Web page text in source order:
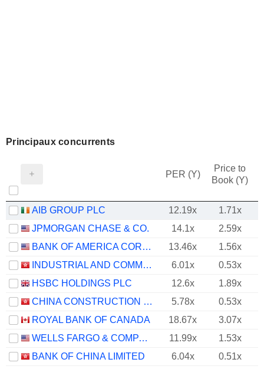
Principaux concurrents
PER (Y)
Price to
Book (Y)
AIB GROUP PLC 12.19x
1.71x
JPMORGAN CHASE & CO.
14.1x
2.59x
BANK OF AMERICA CORPORATION
13.46x
1.56x
INDUSTRIAL AND COMMERCIAL BANK OF CHINA LIMITED
6.01x
0.53x
HSBC HOLDINGS PLC
12.6x
1.89x
CHINA CONSTRUCTION BANK CORPORATION
5.78x
0.53x
ROYAL BANK OF CANADA
18.67x
3.07x
WELLS FARGO & COMPANY
11.99x
1.53x
BANK OF CHINA LIMITED
6.04x
0.51x